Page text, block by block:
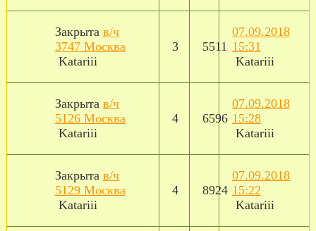
Закрыта в/ч
3747 Москва
Katariii
3 5511
07.09.2018
15:31
Katariii
Закрыта в/ч
5126 Москва
Katariii
4 6596
07.09.2018
15:28
Katariii
Закрыта в/ч
5129 Москва
Katariii
4 8924
07.09.2018
15:22
Katariii